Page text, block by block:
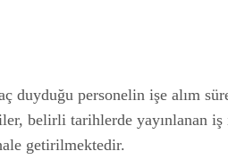
duyduğu personelin işe alım
belirli tarihlerde yayınlanan iş
getirilmektedir.